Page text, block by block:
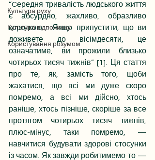
Культура руху
Культура відпочинку
Користування розумом
“Cередня тривалість людського життя
є абсурдно, жахливо, образливо
короткою… Якщо припустити, що ви
доживете до вісімдесяти, це
означатиме, ви прожили близько
чотирьох тисяч тижнів” [1]. Ця стаття
про те, як, замість того, щоби
жахатися, що всі ми дуже скоро
помремо, а всі ми дійсно, хтось
раніше, хтось пізніше, скоріше за все
протягом чотирьох тисяч тижнів,
плюс-мінус, таки помремо, —
навчитися будувати здорові стосунки
із часом. Як завжди робитимемо то —